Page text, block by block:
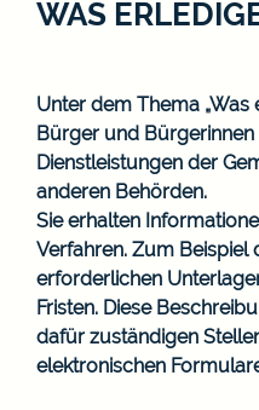
WAS
Unter dem Thema „Was
Bürger und
Dienstleistungen der
anderen Behörden.
Sie erhalten
Verfahren. Zum Beispiel
erforderlichen
Fristen. Diese
dafür zuständigen
elektronischen